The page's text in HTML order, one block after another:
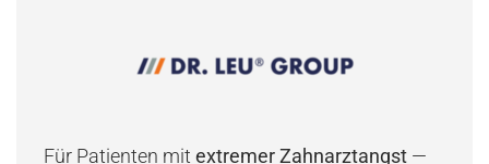
Für Patienten mit extremer Zahnarztangst —